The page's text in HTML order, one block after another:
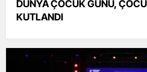
DÜNYA ÇOCUK GÜNÜ,
KUTLANDI